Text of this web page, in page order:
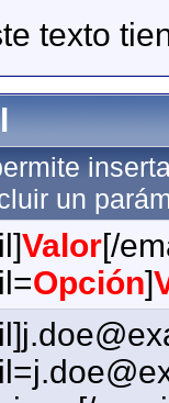
texto
un
Valor[/
Opción]